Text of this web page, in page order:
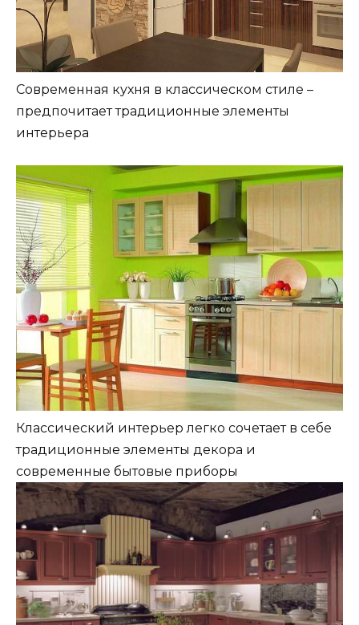
Современная кухня в классическом стиле –
предпочитает традиционные элементы
интерьера
Классический интерьер легко сочетает в себе
традиционные элементы декора и
современные бытовые приборы